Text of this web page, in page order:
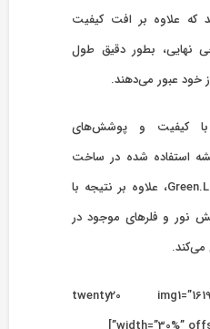
که علاوه بر افت کیفیت
نهایی، بطور دقیق طول
خود عبور می‌دهند.
با کیفیت و پوشش‌های
استفاده شده در ساخت
فیلترهای مادون قرمز Green.L، علاوه بر نتیجه با
نور و فلر‌های موجود در
[twenty20